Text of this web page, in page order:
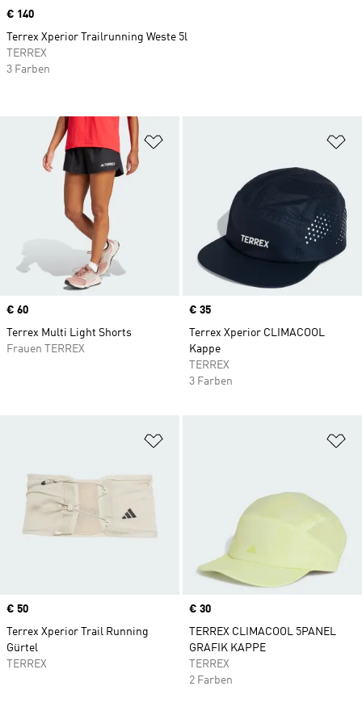
Price
€ 60
Terrex Multi Light Shorts
Frauen TERREX
Price
€ 35
Terrex Xperior CLIMACOOL
Kappe
TERREX
3 Farben
Price
€ 50
Terrex Xperior Trail Running
Gürtel
TERREX
Price
€ 30
TERREX CLIMACOOL 5PANEL
GRAFIK KAPPE
TERREX
2 Farben
Price
€ 140
Terrex Xperior Trailrunning Weste 5l
TERREX
3 Farben